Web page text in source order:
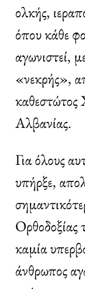
ολκής,
όπου κάθε
αγωνιστεί,
«νεκρής»,
καθεστώτος
Αλβανίας.
Για όλους
υπήρξε,
Ορθοδοξίας
καμία
άνθρωπος